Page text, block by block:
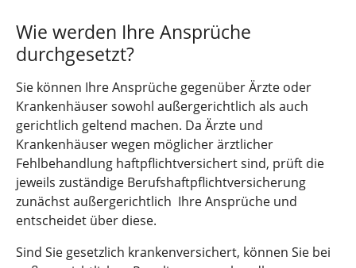
Wie werden Ihre Ansprüche
durchgesetzt?
Sie können Ihre Ansprüche gegenüber Ärzte oder
Krankenhäuser sowohl außergerichtlich als auch
gerichtlich geltend machen. Da Ärzte und
Krankenhäuser wegen möglicher ärztlicher
Fehlbehandlung haftpflichtversichert sind, prüft die
jeweils zuständige Berufshaftpflichtversicherung
zunächst außergerichtlich Ihre Ansprüche und
entscheidet über diese.
Sind Sie gesetzlich krankenversichert, können Sie bei